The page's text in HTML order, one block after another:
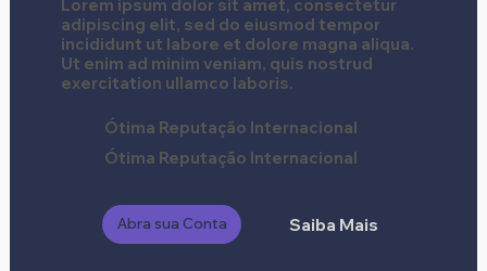
Lorem ipsum dolor sit amet, consectetur
adipiscing elit, sed do eiusmod tempor
incididunt ut labore et dolore magna aliqua.
Ut enim ad minim veniam, quis nostrud
exercitation ullamco laboris.
Ótima Reputação Internacional
Ótima Reputação Internacional
Abra sua Conta Saiba Mais